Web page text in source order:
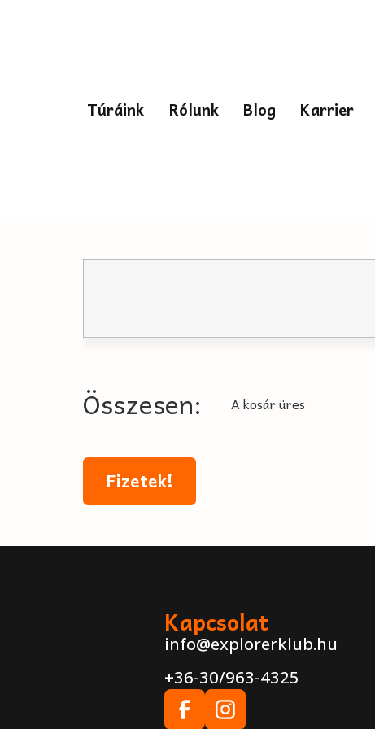
Túráink Rólunk Blog Karrier
Összesen: A kosár üres
Fizetek!
Kapcsolat
info@explorerklub.hu
+36-30/963-4325